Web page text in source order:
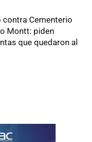
Cementerio
Montt: piden
que quedaron al